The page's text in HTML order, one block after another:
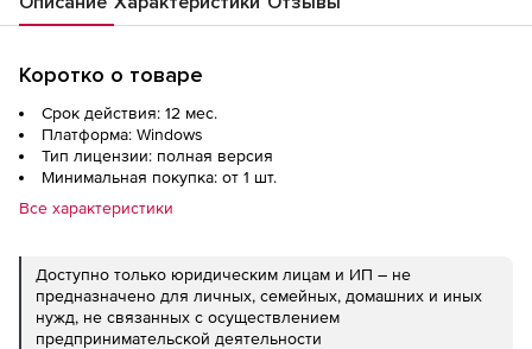
Коротко о товаре
Срок действия: 12 мес.
Платформа: Windows
Тип лицензии: полная версия
Минимальная покупка: от 1 шт.
Все характеристики
Доступно только юридическим лицам и ИП – не
предназначено для личных, семейных, домашних и иных
нужд, не связанных с осуществлением
предпринимательской деятельности